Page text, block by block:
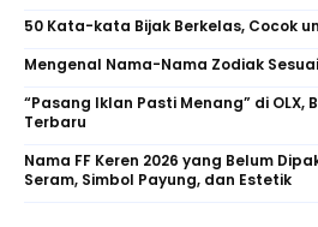
50 Kata-kata Bijak Berkelas, Cocok
Mengenal Nama-Nama Zodiak
“Pasang Iklan Pasti Menang” di OLX,
Terbaru
Nama FF Keren 2026 yang Belum
Seram, Simbol Payung, dan Estetik